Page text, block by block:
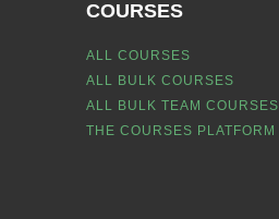
COURSES
ALL COURSES
ALL BULK COURSES
ALL BULK TEAM COURSES
THE COURSES PLATFORM